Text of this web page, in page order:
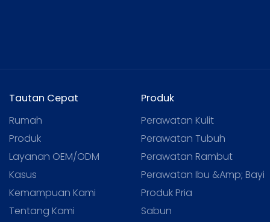
Tautan Cepat
Rumah
Produk
Layanan OEM/ODM
Kasus
Kemampuan Kami
Tentang Kami
Produk
Perawatan Kulit
Perawatan Tubuh
Perawatan Rambut
Perawatan Ibu &amp; Bayi
Produk Pria
Sabun